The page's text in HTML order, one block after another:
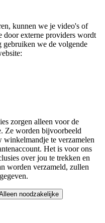
kunnen we je video's of
door externe providers wordt
gebruiken we de volgende
zorgen alleen voor de
Ze worden bijvoorbeeld
te verzamelen
Het is voor ons
over jou te trekken en
worden verzameld, zullen
noodzakelijke